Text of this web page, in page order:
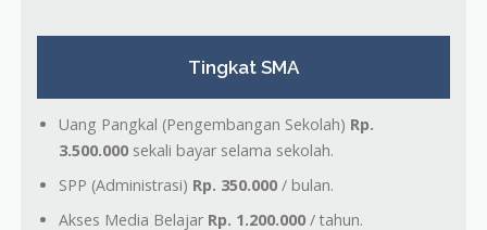
Tingkat SMA
Uang Pangkal (Pengembangan Sekolah) Rp.
3.500.000 sekali bayar selama sekolah.
SPP (Administrasi) Rp. 350.000 / bulan.
Akses Media Belajar Rp. 1.200.000 / tahun.